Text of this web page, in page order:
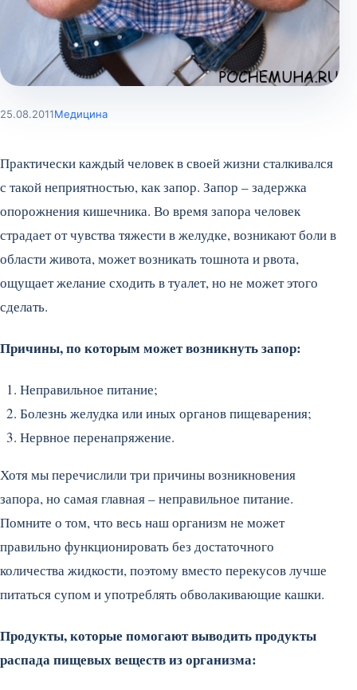
25.08.2011Медицина
Практически каждый человек в своей жизни сталкивался
с такой неприятностью, как запор. Запор – задержка
опорожнения кишечника. Во время запора человек
страдает от чувства тяжести в желудке, возникают боли в
области живота, может возникать тошнота и рвота,
ощущает желание сходить в туалет, но не может этого
сделать.
Причины, по которым может возникнуть запор:
Неправильное питание;
Болезнь желудка или иных органов пищеварения;
Нервное перенапряжение.
Хотя мы перечислили три причины возникновения
запора, но самая главная – неправильное питание.
Помните о том, что весь наш организм не может
правильно функционировать без достаточного
количества жидкости, поэтому вместо перекусов лучше
питаться супом и употреблять обволакивающие кашки.
Продукты, которые помогают выводить продукты
распада пищевых веществ из организма: